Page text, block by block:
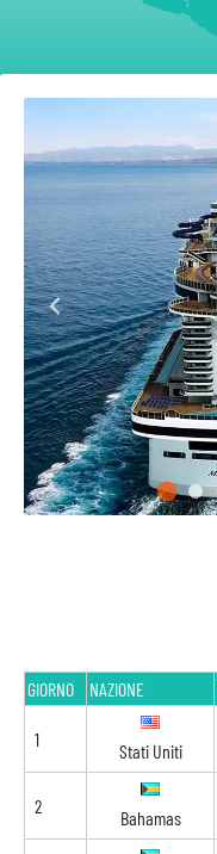
GIORNO NAZIONE
1
Stati Uniti
2
Bahamas